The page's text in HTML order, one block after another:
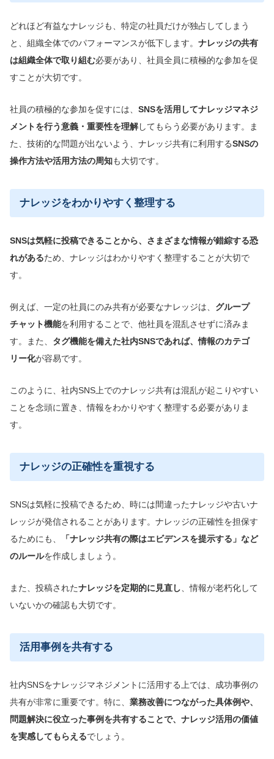
どれほど有益なナレッジも、特定の社員だけが独占してしまう
と、組織全体でのパフォーマンスが低下します。 ナレッジの共有
は組織全体で取り組む必要があり、社員全員に積極的な参加を促
すことが大切です。
社員の積極的な参加を促すには、 SNSを活用してナレッジマネジ
メントを行う意義・重要性を理解してもらう必要があります。ま
た、技術的な問題が出ないよう、ナレッジ共有に利用するSNSの
操作方法や活用方法の周知も大切です。
ナレッジをわかりやすく整理する
SNSは気軽に投稿できることから、さまざまな情報が錯綜する恐
れがあるため、ナレッジはわかりやすく整理することが大切で
す。
例えば、一定の社員にのみ共有が必要なナレッジは、 グループ
チャット機能を利用することで、他社員を混乱させずに済みま
す。また、 タグ機能を備えた社内SNSであれば、情報のカテゴ
リー化が容易です。
このように、社内SNS上でのナレッジ共有は混乱が起こりやすい
ことを念頭に置き、情報をわかりやすく整理する必要がありま
す。
ナレッジの正確性を重視する
SNSは気軽に投稿できるため、時には間違ったナレッジや古いナ
レッジが発信されることがあります。ナレッジの正確性を担保す
るためにも、
「ナレッジ共有の際はエビデンスを提示する」など
のルールを作成しましょう。
また、投稿されたナレッジを定期的に見直し 、情報が老朽化して
いないかの確認も大切です。
活用事例を共有する
社内SNSをナレッジマネジメントに活用する上では、成功事例の
共有が非常に重要です。特に、 業務改善につながった具体例や、
問題解決に役立った事例を共有することで、ナレッジ活用の価値
を実感してもらえるでしょう。